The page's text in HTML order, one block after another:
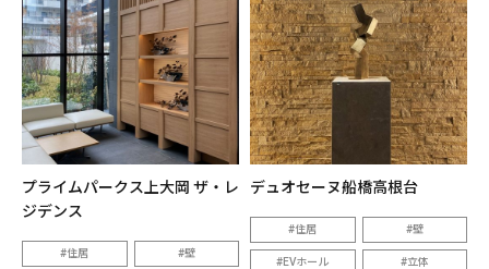
プライムパークス上大岡 ザ・レ
ジデンス
住居 壁
デュオセーヌ船橋高根台
住居 壁
EVホール 立体